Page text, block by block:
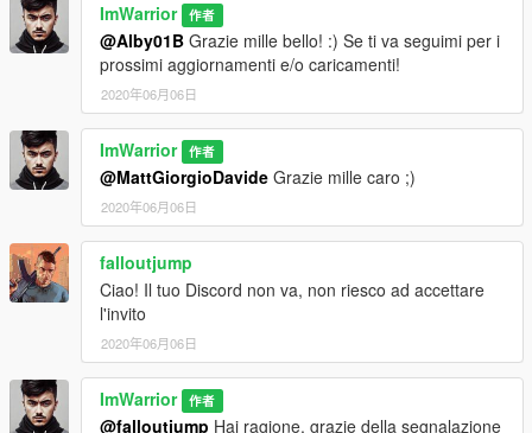
ImWarrior 作者
@Alby01B Grazie mille bello! :) Se ti va seguimi per i
prossimi aggiornamenti e/o caricamenti!
2020年06月06日
ImWarrior 作者
@MattGiorgioDavide Grazie mille caro ;)
2020年06月06日
falloutjump
Ciao! Il tuo Discord non va, non riesco ad accettare
l'invito
2020年06月06日
ImWarrior 作者
@falloutjump Hai ragione, grazie della segnalazione